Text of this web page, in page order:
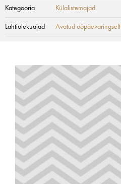
Kategooria Külalistemajad
Lahtiolekuajad Avatud ööpäevaringselt